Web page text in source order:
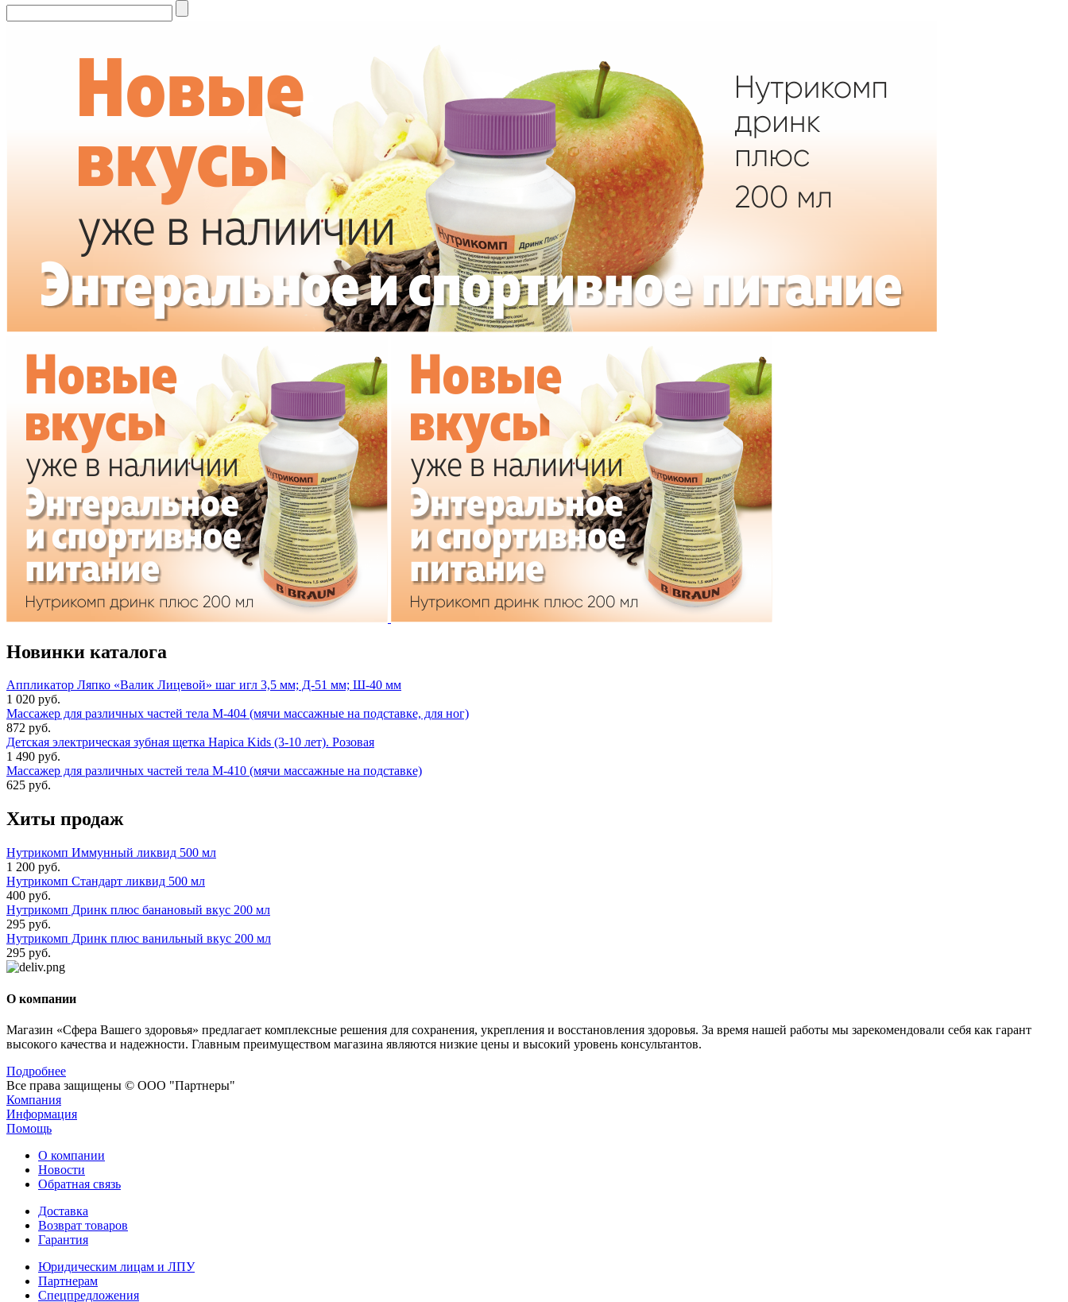
Новинки каталога
Аппликатор Ляпко «Валик Лицевой» шаг игл 3,5 мм; Д-51 мм; Ш-40 мм
1 020 руб.
Массажер для различных частей тела М-404 (мячи массажные на подставке, для ног)
872 руб.
Детская электрическая зубная щетка Hapica Kids (3-10 лет). Розовая
1 490 руб.
Массажер для различных частей тела М-410 (мячи массажные на подставке)
625 руб.
Хиты продаж
Нутрикомп Иммунный ликвид 500 мл
1 200 руб.
Нутрикомп Стандарт ликвид 500 мл
400 руб.
Нутрикомп Дринк плюс банановый вкус 200 мл
295 руб.
Нутрикомп Дринк плюс ванильный вкус 200 мл
295 руб.
О компании
Магазин «Сфера Вашего здоровья» предлагает комплексные решения для сохранения, укрепления и восстановления здоровья. За время нашей работы мы зарекомендовали себя как гарант
высокого качества и надежности. Главным преимуществом магазина являются низкие цены и высокий уровень консультантов.
Подробнее
Все права защищены © ООО "Партнеры"
Компания
Информация
Помощь
О компании
Новости
Обратная связь
Доставка
Возврат товаров
Гарантия
Юридическим лицам и ЛПУ
Партнерам
Спецпредложения